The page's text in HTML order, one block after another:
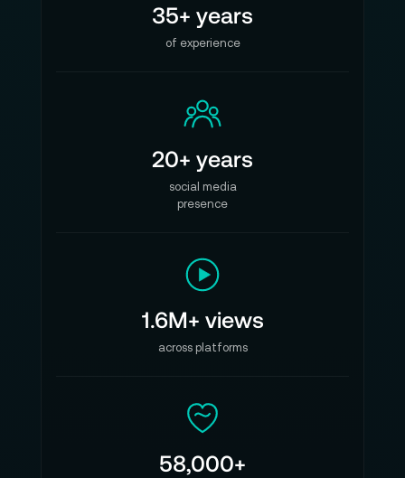
35+ years
of experience
20+ years
social media
presence
1.6M+ views
across platforms
58,000+